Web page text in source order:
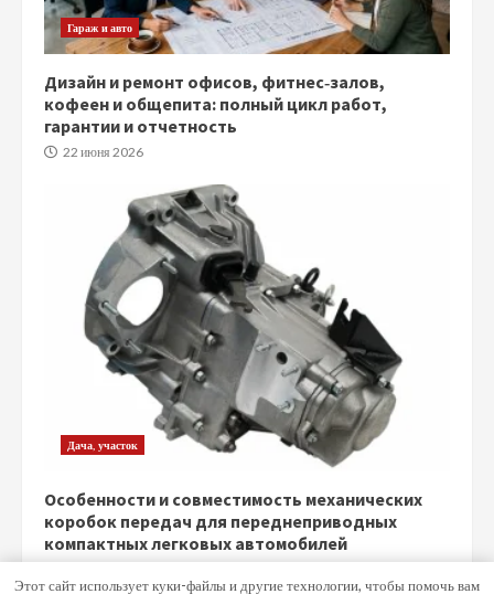
Гараж и авто
Дизайн и ремонт офисов, фитнес‑залов,
кофеен и общепита: полный цикл работ,
гарантии и отчетность
22 июня 2026
Дача, участок
Особенности и совместимость механических
коробок передач для переднеприводных
компактных легковых автомобилей
Этот сайт использует куки-файлы и другие технологии, чтобы помочь вам